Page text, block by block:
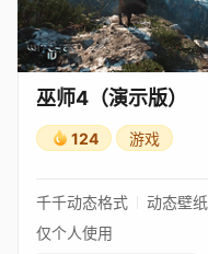
巫师4（演示版）
124 游戏
千千动态格式 动态壁纸
仅个人使用